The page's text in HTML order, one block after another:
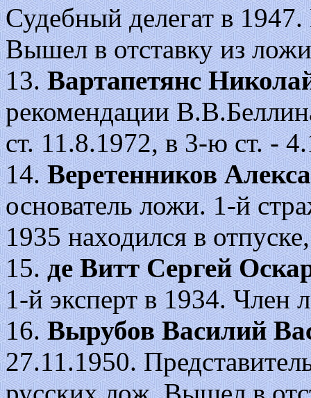
Судебный делегат в
Вышел в отставку из
13.Вартапетянс
рекомендации
ст. 11.8.1972, в 3-ю ст. -
14.Веретенников
основатель ложи. 1-й
1935 находился в
15.де Витт Сергей
1-й эксперт в 1934. Член
16.Вырубов Василий
27.11.1950.